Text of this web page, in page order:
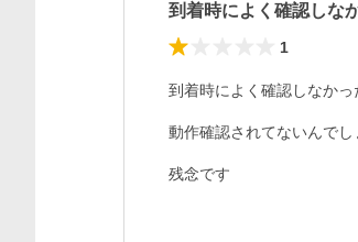
到着時によく確認しな
1
到着時によく確認しなか
動作確認されてないんでし
残念です